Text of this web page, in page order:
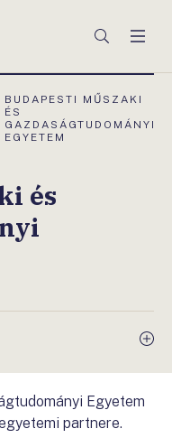
Keresés
AKTUÁLIS
OLDAL:
BUDAPESTI MŰSZAKI
ÉS
GAZDASÁGTUDOMÁNYI
EGYETEM
és
Egyetem
partnere.